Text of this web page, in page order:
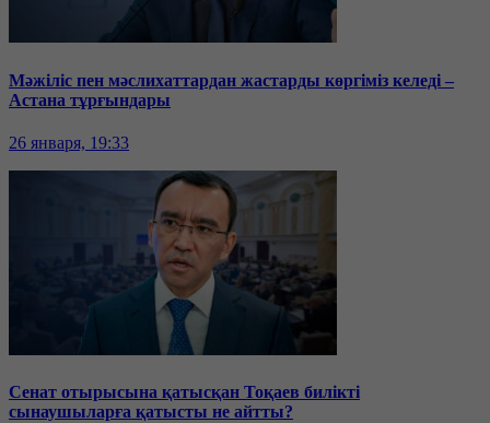
Мәжіліс пен мәслихаттардан жастарды көргіміз келеді –
Астана тұрғындары
26 января, 19:33
Сенат отырысына қатысқан Тоқаев билікті
сынаушыларға қатысты не айтты?